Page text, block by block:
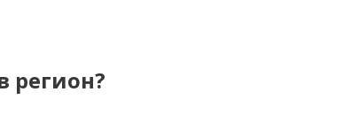
регион?